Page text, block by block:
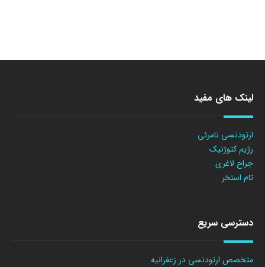
لینک های مفید
ارتودنسی نامرئی
رژیم کتوژنیک
جراح لاغری
تام استخر
دسترسی سریع
متخصص ارتودنسی در زعفرانیه